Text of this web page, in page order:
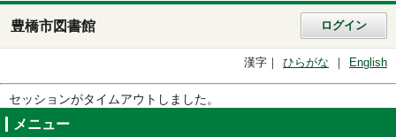
豊橋市図書館 ログイン
漢字 ひらがな English
セッションがタイムアウトしました。
メニュー